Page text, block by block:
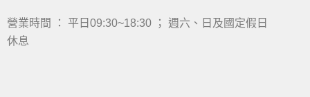
營業時間 ： 平日09:30~18:30 ； 週六、日及國定假日
休息